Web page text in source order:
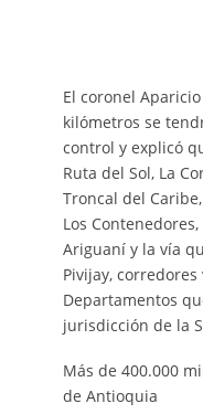
El coronel
kilómetros se
control y explicó
Ruta del Sol, La
Troncal del
Los
Ariguaní y la vía
Pivijay,
Departamentos
jurisdicción de la
Más de 400.000
de Antioquia